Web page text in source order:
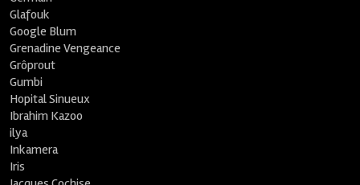
Glafouk
Google Blum
Grenadine Vengeance
Grôprout
Gumbi
Hopital Sinueux
Ibrahim Kazoo
ilya
Inkamera
Iris